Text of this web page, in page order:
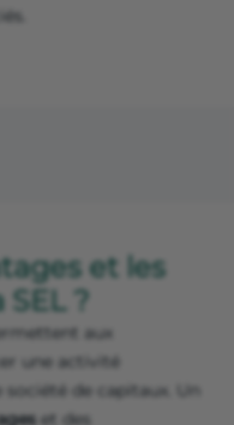
et les
?
aux
une activité
de capitaux. Un
et des